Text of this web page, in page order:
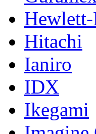
Hewlett-
Hitachi
Ianiro
IDX
Ikegami